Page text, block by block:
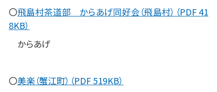
〇飛島村茶道部 からあげ同好会（飛島村）（PDF 41
8KB）
からあげ
〇美楽（蟹江町）（PDF 519KB）